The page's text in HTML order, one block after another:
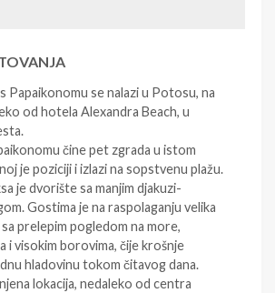
Papaikonomu se nalazi u Potosu, na
od hotela Alexandra Beach, u
čine pet zgrada u istom
je poziciji i izlazi na sopstvenu plažu.
je dvorište sa manjim djakuzi-
Gostima je na raspolaganju velika
prelepim pogledom na more,
i visokim borovima, čije krošnje
hladovinu tokom čitavog dana.
lokacija, nedaleko od centra